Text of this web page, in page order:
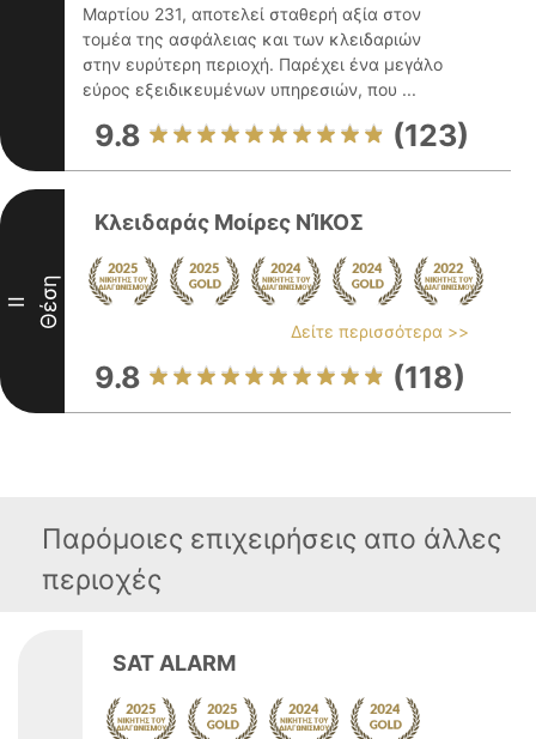
Μαρτίου 231, αποτελεί σταθερή αξία στον
τομέα της ασφάλειας και των κλειδαριών
στην ευρύτερη περιοχή. Παρέχει ένα μεγάλο
εύρος εξειδικευμένων υπηρεσιών, που ...
9.8 (123)
II Θέση
Κλειδαράς Μοίρες ΝΊΚΟΣ
Δείτε περισσότερα >>
9.8 (118)
Παρόμοιες επιχειρήσεις απο άλλες
περιοχές
SAT ALARM